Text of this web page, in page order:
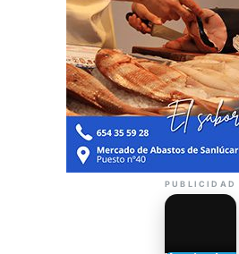
PUBLICIDAD